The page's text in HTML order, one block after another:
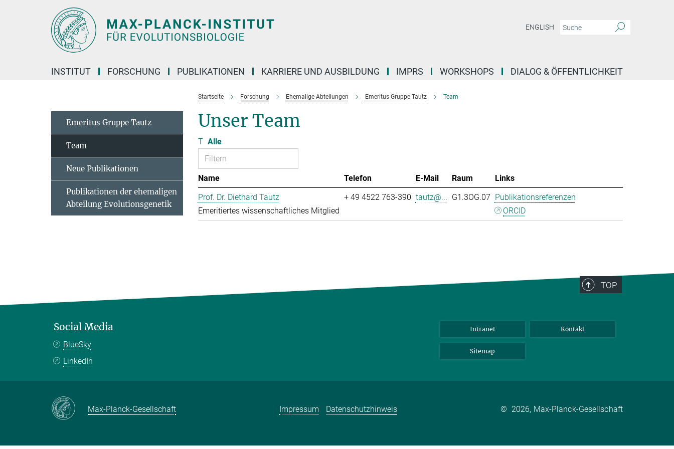
ENGLISH
INSTITUT FORSCHUNG PUBLIKATIONEN KARRIERE UND AUSBILDUNG IMPRS WORKSHOPS DIALOG & ÖFFENTLICHKEIT
Startseite Forschung Ehemalige Abteilungen Emeritus Gruppe Tautz Team
Unser Team
T Alle
Name Telefon E-Mail Raum
Links
Prof. Dr. Diethard Tautz
Emeritiertes wissenschaftliches Mitglied
+ 49 4522 763-390 tautz@... G1.3OG.07 Publikationsreferenzen
ORCID
Emeritus Gruppe Tautz
Team
Neue Publikationen
Publikationen der ehemaligen
Abteilung Evolutionsgenetik
TOP
Social Media
BlueSky
LinkedIn
Intranet Kontakt
Sitemap
Max-Planck-Gesellschaft Impressum Datenschutzhinweis © 2026, Max-Planck-Gesellschaft